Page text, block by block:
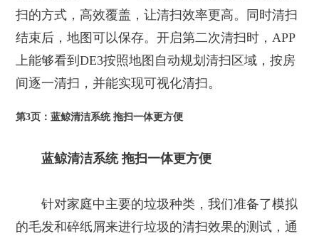
扫的方式，高效覆盖，让清扫效率更高。同时清扫
结束后，地图可以保存。开启第二次清扫时，APP
上能够看到DE3按照地图自动规划清扫区域，按房
间逐一清扫，并能实现可视化清扫。
第3页：蓝鲸清洁系统 拖扫一体更方便
蓝鲸清洁系统 拖扫一体更方便
针对家庭中主要的垃圾种类，我们准备了模拟
的毛发和碎纸屑来进行垃圾的清扫效果的测试，通